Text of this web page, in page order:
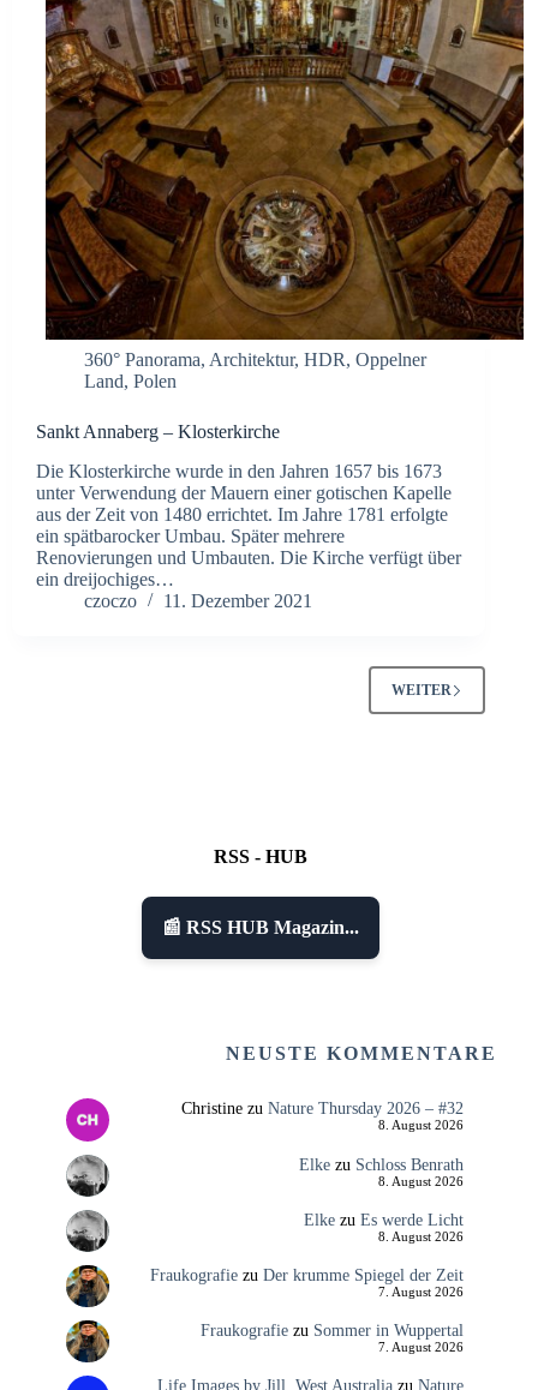
360° Panorama, Architektur, HDR, Oppelner
Land, Polen
Sankt Annaberg – Klosterkirche
Die Klosterkirche wurde in den Jahren 1657 bis 1673
unter Verwendung der Mauern einer gotischen Kapelle
aus der Zeit von 1480 errichtet. Im Jahre 1781 erfolgte
ein spätbarocker Umbau. Später mehrere
Renovierungen und Umbauten. Die Kirche verfügt über
ein dreijochiges…
czoczo
11. Dezember 2021
WEITER
RSS - HUB
📰 RSS HUB Magazin...
NEUSTE KOMMENTARE
Christinezu Nature Thursday 2026 – #32
8. August 2026
Elkezu Schloss Benrath
8. August 2026
Elkezu Es werde Licht
8. August 2026
Fraukografiezu Der krumme Spiegel der Zeit
7. August 2026
Fraukografiezu Sommer in Wuppertal
7. August 2026
Life Images by Jill, West Australiazu Nature